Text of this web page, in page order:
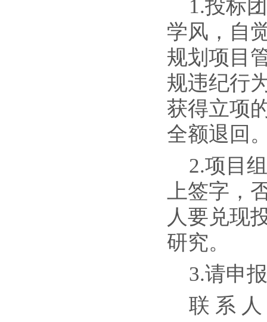
1.投标
学风，自
规划项目
规违纪行
获得立项
全额退回
2.项目
上签字，
人要兑现
研究。
3.请申
联 系 人